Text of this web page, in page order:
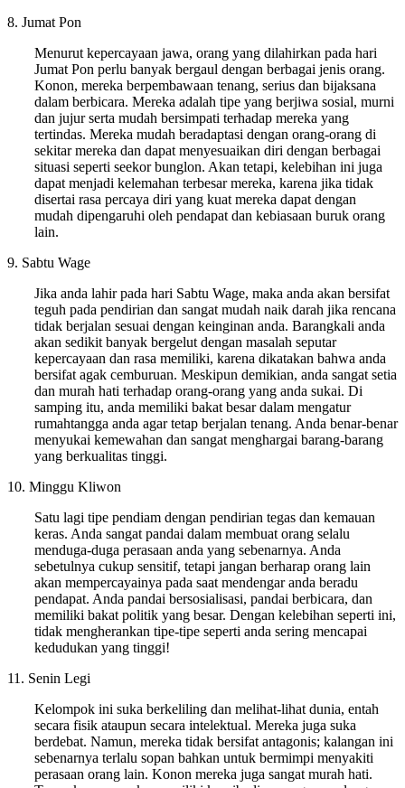
8. Jumat Pon
Menurut kepercayaan jawa, orang yang dilahirkan pada hari
Jumat Pon perlu banyak bergaul dengan berbagai jenis orang.
Konon, mereka berpembawaan tenang, serius dan bijaksana
dalam berbicara. Mereka adalah tipe yang berjiwa sosial, murni
dan jujur serta mudah bersimpati terhadap mereka yang
tertindas. Mereka mudah beradaptasi dengan orang-orang di
sekitar mereka dan dapat menyesuaikan diri dengan berbagai
situasi seperti seekor bunglon. Akan tetapi, kelebihan ini juga
dapat menjadi kelemahan terbesar mereka, karena jika tidak
disertai rasa percaya diri yang kuat mereka dapat dengan
mudah dipengaruhi oleh pendapat dan kebiasaan buruk orang
lain.
9. Sabtu Wage
Jika anda lahir pada hari Sabtu Wage, maka anda akan bersifat
teguh pada pendirian dan sangat mudah naik darah jika rencana
tidak berjalan sesuai dengan keinginan anda. Barangkali anda
akan sedikit banyak bergelut dengan masalah seputar
kepercayaan dan rasa memiliki, karena dikatakan bahwa anda
bersifat agak cemburuan. Meskipun demikian, anda sangat setia
dan murah hati terhadap orang-orang yang anda sukai. Di
samping itu, anda memiliki bakat besar dalam mengatur
rumahtangga anda agar tetap berjalan tenang. Anda benar-benar
menyukai kemewahan dan sangat menghargai barang-barang
yang berkualitas tinggi.
10. Minggu Kliwon
Satu lagi tipe pendiam dengan pendirian tegas dan kemauan
keras. Anda sangat pandai dalam membuat orang selalu
menduga-duga perasaan anda yang sebenarnya. Anda
sebetulnya cukup sensitif, tetapi jangan berharap orang lain
akan mempercayainya pada saat mendengar anda beradu
pendapat. Anda pandai bersosialisasi, pandai berbicara, dan
memiliki bakat politik yang besar. Dengan kelebihan seperti ini,
tidak mengherankan tipe-tipe seperti anda sering mencapai
kedudukan yang tinggi!
11. Senin Legi
Kelompok ini suka berkeliling dan melihat-lihat dunia, entah
secara fisik ataupun secara intelektual. Mereka juga suka
berdebat. Namun, mereka tidak bersifat antagonis; kalangan ini
sebenarnya terlalu sopan bahkan untuk bermimpi menyakiti
perasaan orang lain. Konon mereka juga sangat murah hati.